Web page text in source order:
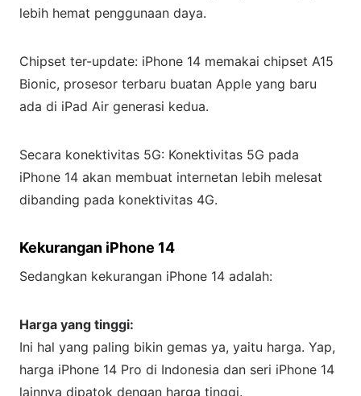
lebih hemat penggunaan daya.
Chipset ter-update: iPhone 14 memakai chipset A15
Bionic, prosesor terbaru buatan Apple yang baru
ada di iPad Air generasi kedua.
Secara konektivitas 5G: Konektivitas 5G pada
iPhone 14 akan membuat internetan lebih melesat
dibanding pada konektivitas 4G.
Kekurangan iPhone 14
Sedangkan kekurangan iPhone 14 adalah:
Harga yang tinggi:
Ini hal yang paling bikin gemas ya, yaitu harga. Yap,
harga iPhone 14 Pro di Indonesia dan seri iPhone 14
lainnya dipatok dengan harga tinggi.